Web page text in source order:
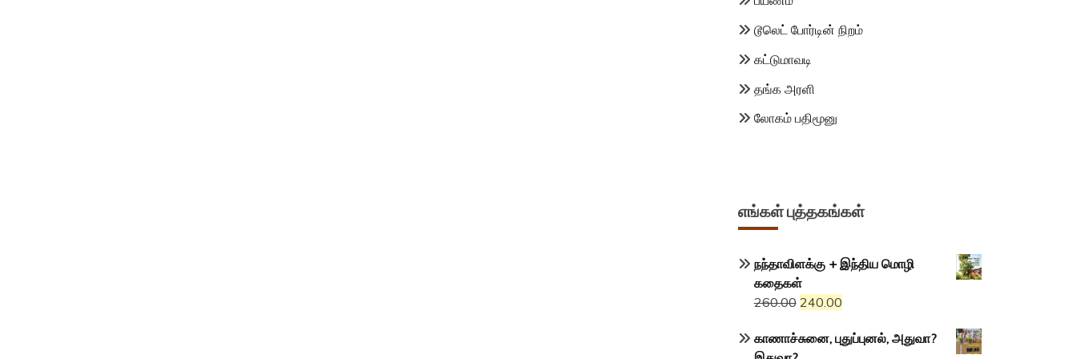
டூலெட் போர்டின் நிறம்
கட்டுமாவடி
தங்க அரளி
லோகம் பதிமூனு
எங்கள் புத்தகங்கள்
நந்தாவிளக்கு + இந்திய மொழி
கதைகள்
260.00 Original
was:
240.00Current
is:
காணாச்சுனை, புதுப்புனல், அதுவா?